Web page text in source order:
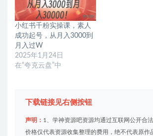
小红书千粉实操课，素人
成功起号，从月入3000到
月入过W
2025年1月24日
在“夸克云盘”中
下载链接见右侧按钮
声明： 1、学神资源吧资源均通过互联网公开合
价格仅代表资源收集整理的费用，绝不代表原作